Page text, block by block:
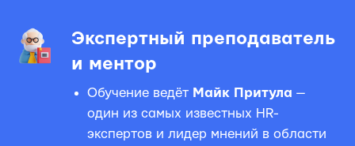
Экспертный преподаватель
и ментор
Обучение ведёт Майк Притула —
один из самых известных HR-
экспертов и лидер мнений в области